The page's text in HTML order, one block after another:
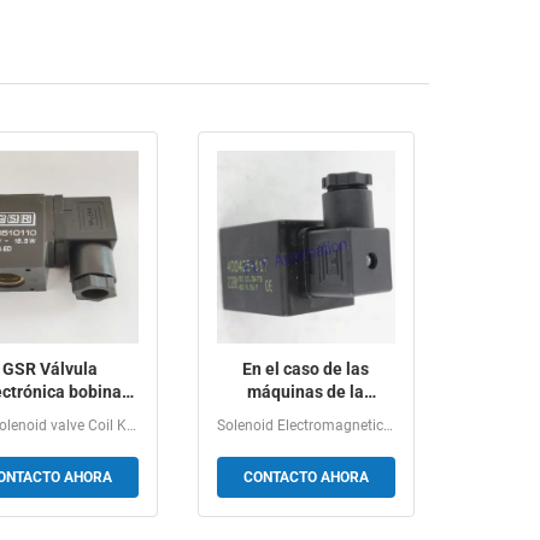
GSR Válvula
bobina
GSR Solenoid valve Coil K0150310 DC24V 11W Ordering...
AHORA
En el caso de las
máquinas de la
valor de las máquinas
de la categoría 8542,
incluidas las máquinas
Solenoid Electromagnetic Induction Coil 400425205,...
CONTACTO AHORA